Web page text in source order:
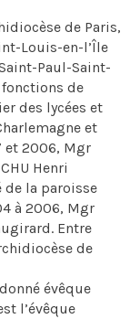
de Paris,
Louis-en-l’Île
Paul-Saint-
fonctions de
des lycées et
et
et 2006, Mgr
Henri
de la paroisse
à 2006, Mgr
Entre
de
évêque
l’évêque